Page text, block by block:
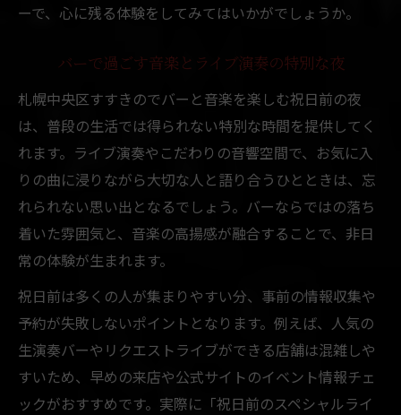
ーで、心に残る体験をしてみてはいかがでしょうか。
バーで過ごす音楽とライブ演奏の特別な夜
札幌中央区すすきのでバーと音楽を楽しむ祝日前の夜
は、普段の生活では得られない特別な時間を提供してく
れます。ライブ演奏やこだわりの音響空間で、お気に入
りの曲に浸りながら大切な人と語り合うひとときは、忘
れられない思い出となるでしょう。バーならではの落ち
着いた雰囲気と、音楽の高揚感が融合することで、非日
常の体験が生まれます。
祝日前は多くの人が集まりやすい分、事前の情報収集や
予約が失敗しないポイントとなります。例えば、人気の
生演奏バーやリクエストライブができる店舗は混雑しや
すいため、早めの来店や公式サイトのイベント情報チェ
ックがおすすめです。実際に「祝日前のスペシャルライ